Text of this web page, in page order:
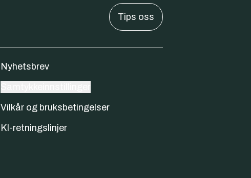
Tips oss
Nyhetsbrev
Vilkår og bruksbetingelser
KI-retningslinjer